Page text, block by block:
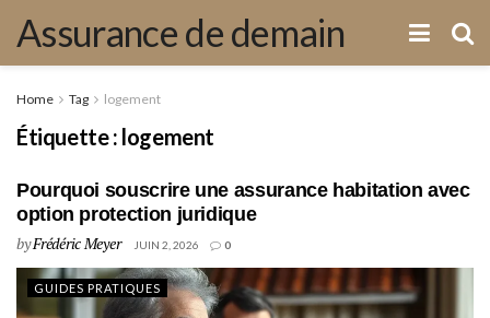
Assurance de demain
Home Tag logement
Étiquette : logement
Pourquoi souscrire une assurance habitation avec
option protection juridique
byFrédéric Meyer JUIN 2, 2026 0
GUIDES PRATIQUES